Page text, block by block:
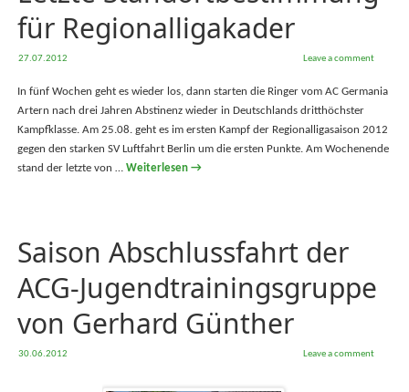
für Regionalligakader
27.07.2012 Leave a comment
In fünf Wochen geht es wieder los, dann starten die Ringer vom AC Germania
Artern nach drei Jahren Abstinenz wieder in Deutschlands dritthöchster
Kampfklasse. Am 25.08. geht es im ersten Kampf der Regionalligasaison 2012
gegen den starken SV Luftfahrt Berlin um die ersten Punkte. Am Wochenende
stand der letzte von … Weiterlesen →
Saison Abschlussfahrt der
ACG-Jugendtrainingsgruppe
von Gerhard Günther
30.06.2012 Leave a comment